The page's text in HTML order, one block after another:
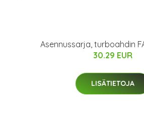
Asennussarja, turboahdin
30.29 EUR
LISÄTIETOJA